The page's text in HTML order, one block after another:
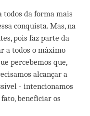
todos da forma mais
conquista. Mas, na
pois faz parte da
a todos o máximo
percebemos que,
alcançar a
- intencionamos
beneficiar os